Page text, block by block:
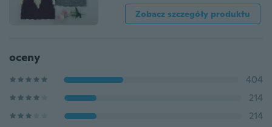
Zobacz szczegóły produktu
oceny
404
214
214